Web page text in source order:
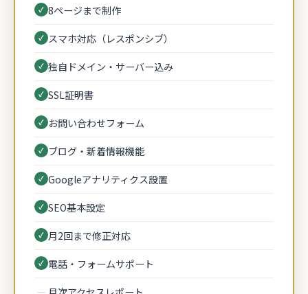
8ページまで制作
スマホ対応（レスポンシブ）
独自ドメイン・サーバー込み
SSL証明書
お問い合わせフォーム
ブログ・新着情報機能
Googleアナリティクス設置
SEO基本設定
月2回まで修正対応
電話・フォームサポート
—